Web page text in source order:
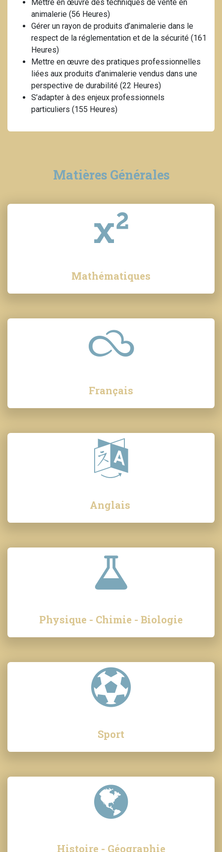
Mettre en œuvre des techniques de vente en
animalerie (56 Heures)
Gérer un rayon de produits d’animalerie dans le
respect de la réglementation et de la sécurité (161
Heures)
Mettre en œuvre des pratiques professionnelles
liées aux produits d’animalerie vendus dans une
perspective de durabilité (22 Heures)
S’adapter à des enjeux professionnels
particuliers (155 Heures)
Matières Générales
Mathématiques
Français
Anglais
Physique - Chimie - Biologie
Sport
Histoire - Géographie